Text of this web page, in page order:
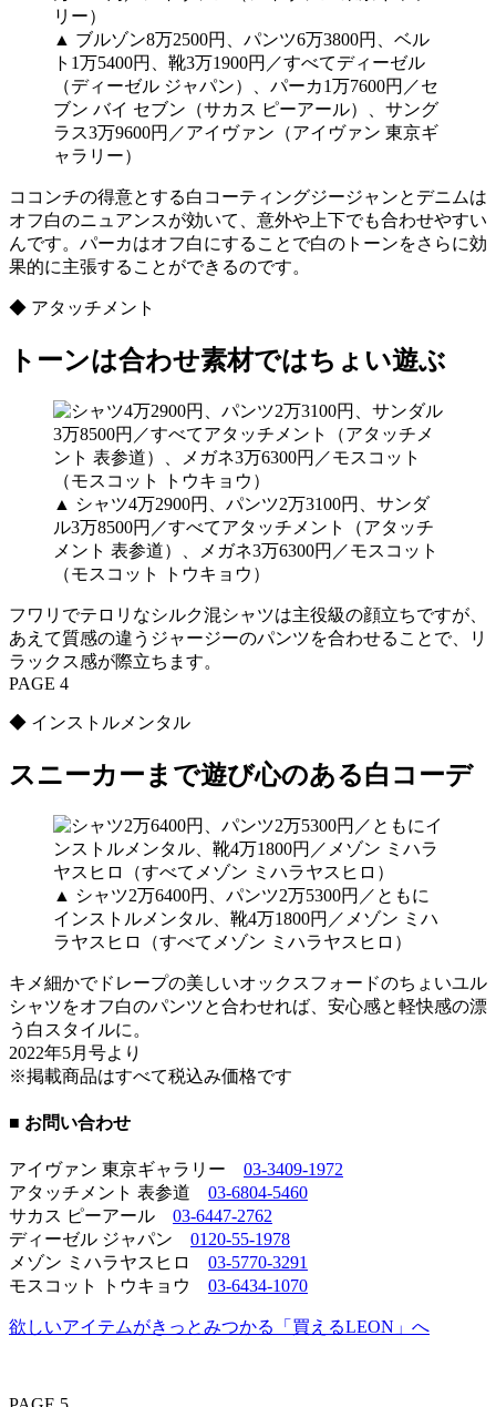
▲ ブルゾン8万2500円、パンツ6万3800円、ベル
ト1万5400円、靴3万1900円／すべてディーゼル
（ディーゼル ジャパン）、パーカ1万7600円／セ
ブン バイ セブン（サカス ピーアール）、サング
ラス3万9600円／アイヴァン（アイヴァン 東京ギ
ャラリー）
ココンチの得意とする白コーティングジージャンとデニムは
オフ白のニュアンスが効いて、意外や上下でも合わせやすい
んです。パーカはオフ白にすることで白のトーンをさらに効
果的に主張することができるのです。
◆ アタッチメント
トーンは合わせ素材ではちょい遊ぶ
▲ シャツ4万2900円、パンツ2万3100円、サンダ
ル3万8500円／すべてアタッチメント（アタッチ
メント 表参道）、メガネ3万6300円／モスコット
（モスコット トウキョウ）
フワリでテロリなシルク混シャツは主役級の顔立ちですが、
あえて質感の違うジャージーのパンツを合わせることで、リ
ラックス感が際立ちます。
PAGE 4
◆ インストルメンタル
スニーカーまで遊び心のある白コーデ
▲ シャツ2万6400円、パンツ2万5300円／ともに
インストルメンタル、靴4万1800円／メゾン ミハ
ラヤスヒロ（すべてメゾン ミハラヤスヒロ）
キメ細かでドレープの美しいオックスフォードのちょいユル
シャツをオフ白のパンツと合わせれば、安心感と軽快感の漂
う白スタイルに。
2022年5月号より
※掲載商品はすべて税込み価格です
■ お問い合わせ
アイヴァン 東京ギャラリー 03-3409-1972
アタッチメント 表参道 03-6804-5460
サカス ピーアール 03-6447-2762
ディーゼル ジャパン 0120-55-1978
メゾン ミハラヤスヒロ 03-5770-3291
モスコット トウキョウ 03-6434-1070
欲しいアイテムがきっとみつかる「買えるLEON」へ